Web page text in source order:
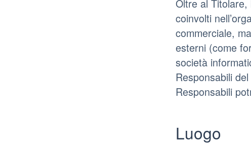
Oltre al
coinvolti
commerciale,
esterni (come
società
Responsabili
Responsabili
Luogo